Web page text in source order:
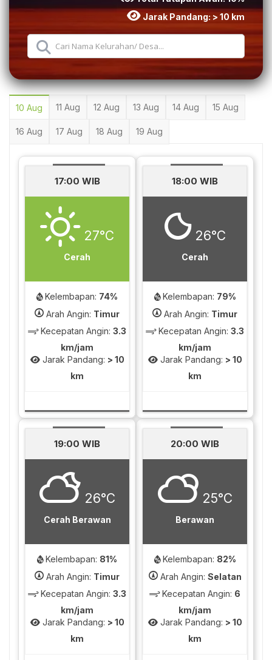
Jarak Pandang: > 10 km
10 Aug 11 Aug 12 Aug 13 Aug 14 Aug 15 Aug
16 Aug 17 Aug 18 Aug 19 Aug
17:00 WIB
27°C
Cerah
Kelembapan: 74%
Arah Angin: Timur
Kecepatan Angin: 3.3
km/jam
Jarak Pandang: > 10
km
18:00 WIB
26°C
Cerah
Kelembapan: 79%
Arah Angin: Timur
Kecepatan Angin: 3.3
km/jam
Jarak Pandang: > 10
km
19:00 WIB
26°C
Cerah Berawan
Kelembapan: 81%
Arah Angin: Timur
Kecepatan Angin: 3.3
km/jam
Jarak Pandang: > 10
km
20:00 WIB
25°C
Berawan
Kelembapan: 82%
Arah Angin: Selatan
Kecepatan Angin: 6
km/jam
Jarak Pandang: > 10
km